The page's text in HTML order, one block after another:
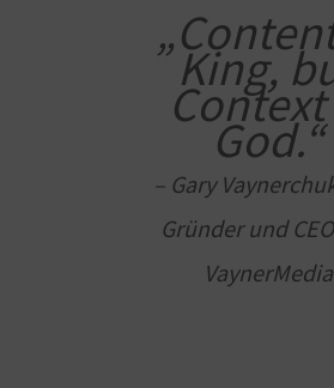
King,
God.“
– Gary
Gründer und
VaynerMedia